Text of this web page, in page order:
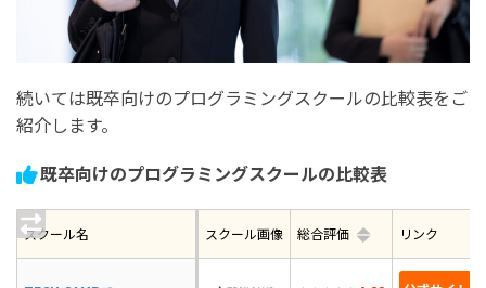
続いては既卒向けのプログラミングスクールの比較表をご
紹介します。
既卒向けのプログラミングスクールの比較表
スクール名 スクール画像 総合評価 リンク